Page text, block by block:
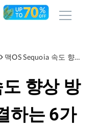
맥OS Sequoia 속도 향상 방법: 느려짐을 해결하는 6가지 팁
향상 방
하는 6가